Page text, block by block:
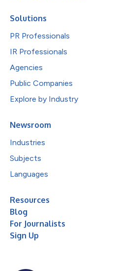
Solutions
PR Professionals
IR Professionals
Agencies
Public Companies
Explore by Industry
Newsroom
Industries
Subjects
Languages
Resources
Blog
For Journalists
Sign Up